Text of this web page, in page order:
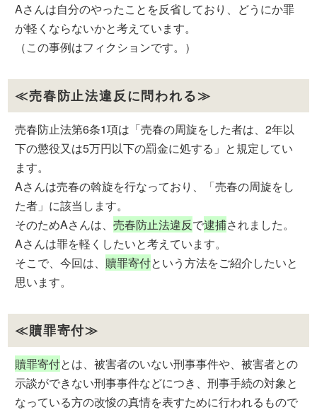
Aさんは自分のやったことを反省しており、どうにか罪
が軽くならないかと考えています。
（この事例はフィクションです。）
≪売春防止法違反に問われる≫
売春防止法第6条1項は「売春の周旋をした者は、2年以
下の懲役又は5万円以下の罰金に処する」と規定してい
ます。
Aさんは売春の斡旋を行なっており、「売春の周旋をし
た者」に該当します。
そのためAさんは、売春防止法違反で逮捕されました。
Aさんは罪を軽くしたいと考えています。
そこで、今回は、 贖罪寄付という方法をご紹介したいと
思います。
≪贖罪寄付≫
贖罪寄付とは、被害者のいない刑事事件や、被害者との
示談ができない刑事事件などにつき、刑事手続の対象と
なっている方の改悛の真情を表すために行われるもので